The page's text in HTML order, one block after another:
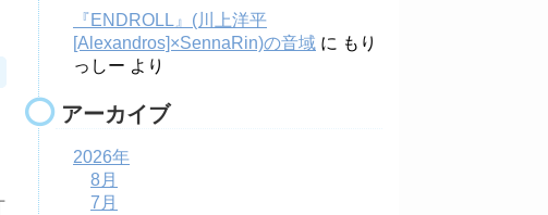
『ENDROLL』(川上洋平
[Alexandros]×SennaRin)の音域 に もり
っしー より
アーカイブ
2026年
8月
7月